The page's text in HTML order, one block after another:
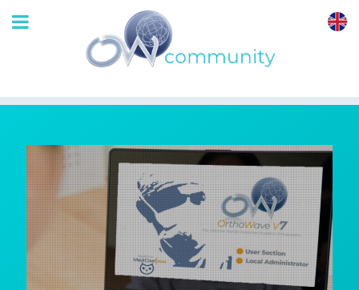
OrthoWave v7: les
tutoriels